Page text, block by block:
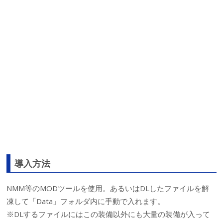
導入方法
NMM等のMODツールを使用。あるいはDLしたファイルを解
凍して「Data」フォルダ内に手動で入れます。
※DLするファイルにはこの装備以外にも大量の装備が入って